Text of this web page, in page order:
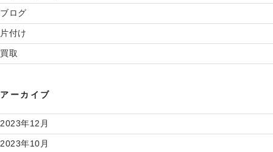
ブログ
片付け
買取
アーカイブ
2023年12月
2023年10月